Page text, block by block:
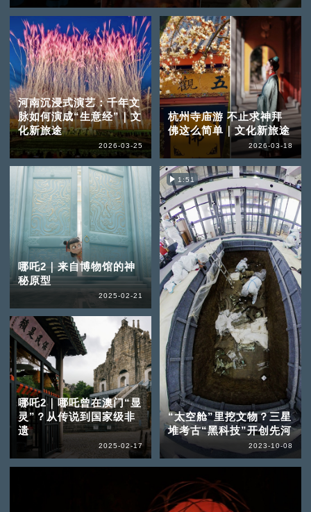
河南沉浸式演艺：千年文
脉如何演成“生意经”｜文
化新旅途
2026-03-25
杭州寺庙游 不止求神拜
佛这么简单｜文化新旅途
2026-03-18
哪吒2｜来自博物馆的神
秘原型
2025-02-21
哪吒2｜哪吒曾在澳门“显
灵”？从传说到国家级非
遗
2025-02-17
1:51
“太空舱”里挖文物？三星
堆考古“黑科技”开创先河
2023-10-08